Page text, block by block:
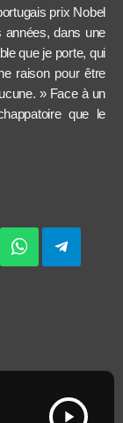
prix Nobel
années, dans une
que je porte, qui
raison pour être
» Face à un
que le
play_arrow